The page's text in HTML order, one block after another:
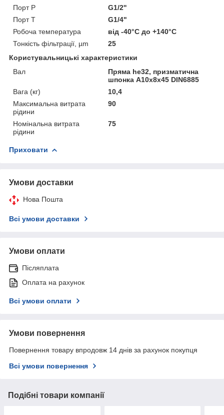
Порт P
G1/2''
Порт T
G1/4"
Робоча температура
від -40°С до +140°С
Тонкість фільтрації, µm
25
Користувальницькі характеристики
Вал
Пряма he32, призматична
шпонка A10x8x45 DIN6885
Вага (кг)
10,4
Максимальна витрата
рідини
90
Номінальна витрата
рідини
75
Приховати
Умови доставки
Нова Пошта
Всі умови доставки
Умови оплати
Післяплата
Оплата на рахунок
Всі умови оплати
Умови повернення
Повернення товару впродовж 14 днів за рахунок покупця
Всі умови повернення
Подібні товари компанії